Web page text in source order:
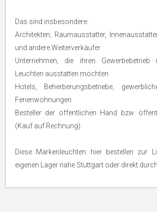
Das sind insbesondere:
Architekten, Raumausstatter,
und andere Weiterverkäufer
Unternehmen, die ihren Gewerbebetrieb
Leuchten ausstatten möchten
Hotels, Beherberungsbetriebe,
Ferienwohnungen
Besteller der öffentlichen Hand bzw.
(Kauf auf Rechnung)
Diese Markenleuchten hier bestellen zur
eigenen Lager nahe Stuttgart oder direkt